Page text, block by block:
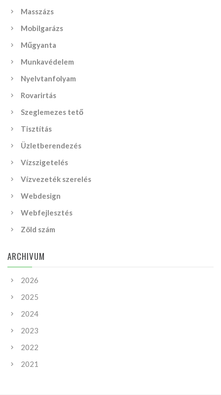
Masszázs
Mobilgarázs
Műgyanta
Munkavédelem
Nyelvtanfolyam
Rovarirtás
Szeglemezes tető
Tisztítás
Üzletberendezés
Vízszigetelés
Vízvezeték szerelés
Webdesign
Webfejlesztés
Zöld szám
ARCHIVUM
2026
2025
2024
2023
2022
2021